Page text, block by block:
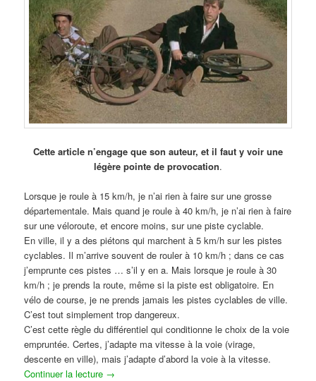
Cette article n’engage que son auteur, et il faut y voir une
légère pointe de provocation.
Lorsque je roule à 15 km/h, je n’ai rien à faire sur une grosse
départementale. Mais quand je roule à 40 km/h, je n’ai rien à faire
sur une véloroute, et encore moins, sur une piste cyclable.
En ville, il y a des piétons qui marchent à 5 km/h sur les pistes
cyclables. Il m’arrive souvent de rouler à 10 km/h ; dans ce cas
j’emprunte ces pistes … s’il y en a. Mais lorsque je roule à 30
km/h ; je prends la route, même si la piste est obligatoire. En
vélo de course, je ne prends jamais les pistes cyclables de ville.
C’est tout simplement trop dangereux.
C’est cette règle du différentiel qui conditionne le choix de la voie
empruntée. Certes, j’adapte ma vitesse à la voie (virage,
descente en ville), mais j’adapte d’abord la voie à la vitesse.
Continuer la lecture →